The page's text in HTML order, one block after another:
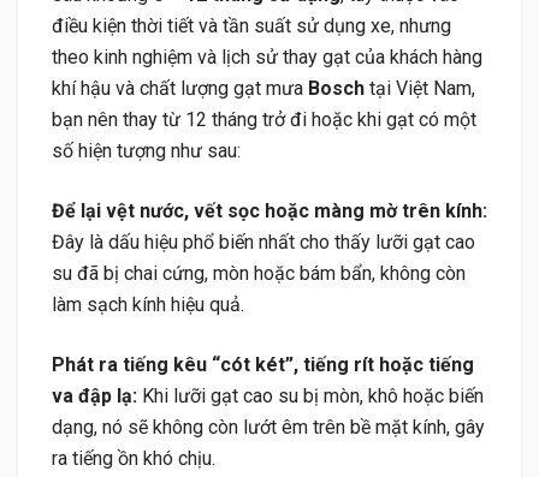
điều kiện thời tiết và tần suất sử dụng xe, nhưng
theo kinh nghiệm và lịch sử thay gạt của khách hàng
khí hậu và chất lượng gạt mưa Bosch tại Việt Nam,
bạn nên thay từ 12 tháng trở đi hoặc khi gạt có một
số hiện tượng như sau:
Để lại vệt nước, vết sọc hoặc màng mờ trên kính:
Đây là dấu hiệu phổ biến nhất cho thấy lưỡi gạt cao
su đã bị chai cứng, mòn hoặc bám bẩn, không còn
làm sạch kính hiệu quả.
Phát ra tiếng kêu “cót két”, tiếng rít hoặc tiếng
va đập lạ: Khi lưỡi gạt cao su bị mòn, khô hoặc biến
dạng, nó sẽ không còn lướt êm trên bề mặt kính, gây
ra tiếng ồn khó chịu.